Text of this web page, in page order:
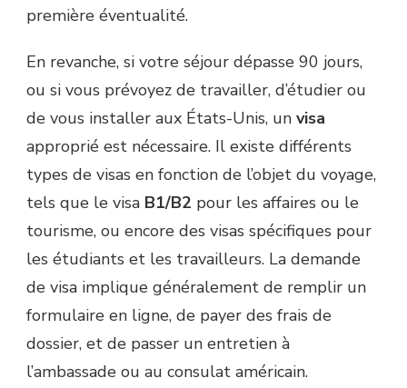
première éventualité.
En revanche, si votre séjour dépasse 90 jours,
ou si vous prévoyez de travailler, d’étudier ou
de vous installer aux États-Unis, un visa
approprié est nécessaire. Il existe différents
types de visas en fonction de l’objet du voyage,
tels que le visa B1/B2 pour les affaires ou le
tourisme, ou encore des visas spécifiques pour
les étudiants et les travailleurs. La demande
de visa implique généralement de remplir un
formulaire en ligne, de payer des frais de
dossier, et de passer un entretien à
l’ambassade ou au consulat américain.